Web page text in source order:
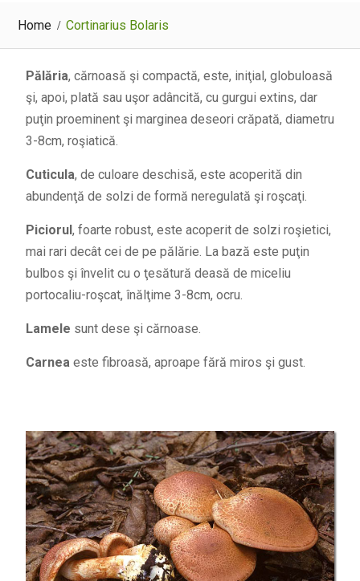
Home Cortinarius Bolaris
Pălăria, cărnoasă şi compactă, este, iniţial, globuloasă
şi, apoi, plată sau uşor adâncită, cu gurgui extins, dar
puţin proeminent şi marginea deseori crăpată, diametru
3-8cm, roşiatică.
Cuticula, de culoare deschisă, este acoperită din
abundenţă de solzi de formă neregulată şi roşcaţi.
Piciorul, foarte robust, este acoperit de solzi roşietici,
mai rari decât cei de pe pălărie. La bază este puţin
bulbos şi învelit cu o ţesătură deasă de miceliu
portocaliu-roşcat, înălţime 3-8cm, ocru.
Lamele sunt dese şi cărnoase.
Carneaeste fibroasă, aproape fără miros şi gust.